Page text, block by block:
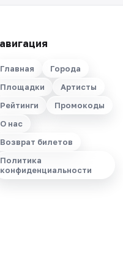
Главная
Города
Площадки
Артисты
Рейтинги
Промокоды
О нас
Возврат билетов
Политика
конфиденциальности